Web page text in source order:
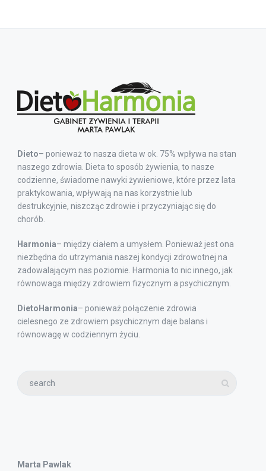
Dieto– ponieważ to nasza dieta w ok. 75% wpływa na stan
naszego zdrowia. Dieta to sposób żywienia, to nasze
codzienne, świadome nawyki żywieniowe, które przez lata
praktykowania, wpływają na nas korzystnie lub
destrukcyjnie, niszcząc zdrowie i przyczyniając się do
chorób.
Harmonia– między ciałem a umysłem. Ponieważ jest ona
niezbędna do utrzymania naszej kondycji zdrowotnej na
zadowalającym nas poziomie. Harmonia to nic innego, jak
równowaga między zdrowiem fizycznym a psychicznym.
DietoHarmonia– ponieważ połączenie zdrowia
cielesnego ze zdrowiem psychicznym daje balans i
równowagę w codziennym życiu.
Marta Pawlak